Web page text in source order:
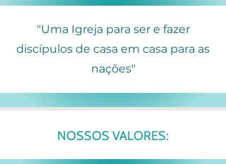
​"Uma Igreja para ser e fazer
discípulos de casa em casa para as
nações"
NOSSOS VALORES: